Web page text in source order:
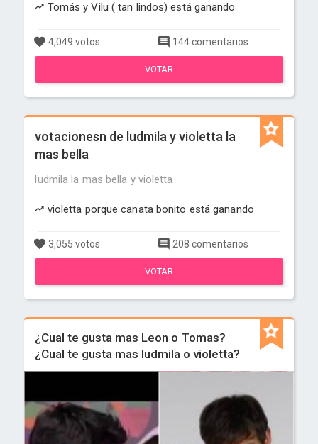
Tomás y Vilu ( tan lindos) está ganando
4,049 votos 144 comentarios
VOTAR
votacionesn de ludmila y violetta la
mas bella
ludmila la mas bella y violetta
violetta porque canata bonito está ganando
3,055 votos 208 comentarios
VOTAR
¿Cual te gusta mas Leon o Tomas?
¿Cual te gusta mas ludmila o violetta?